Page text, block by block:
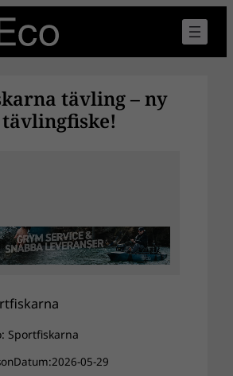
tävling – ny
Sportfiskarna
Datum:2026-05-29